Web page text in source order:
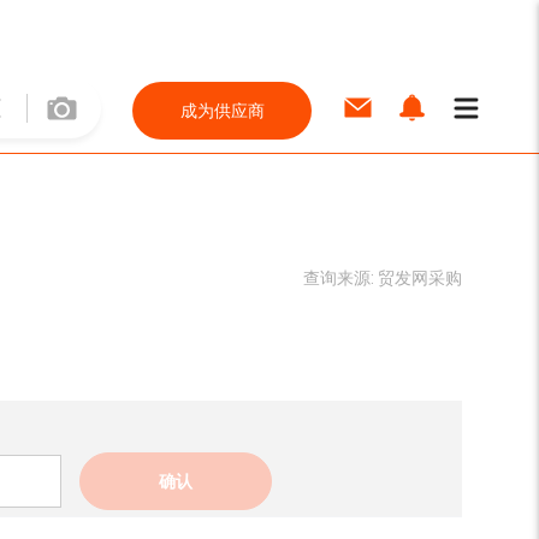
成为供应商
查询来源: 贸发网采购
确认